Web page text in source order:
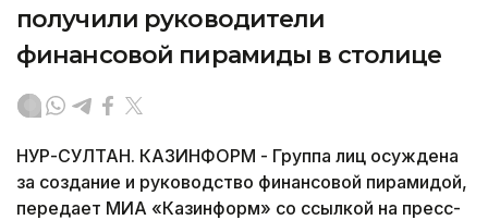
получили руководители
финансовой пирамиды в столице
НУР-СУЛТАН. КАЗИНФОРМ - Группа лиц осуждена
за создание и руководство финансовой пирамидой,
передает МИА «Казинформ» со ссылкой на пресс-